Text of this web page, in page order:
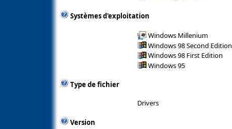
Systèmes d'exploitation
Windows Millenium
Windows 98 Second Edition
Windows 98 First Edition
Windows 95
Type de fichier
Drivers
Version